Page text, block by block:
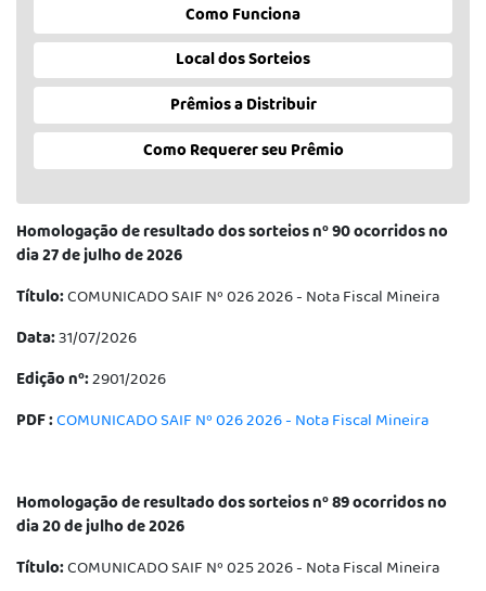
Como Funciona
Local dos Sorteios
Prêmios a Distribuir
Como Requerer seu Prêmio
Homologação de resultado dos sorteios nº 90 ocorridos no
dia 27 de julho de 2026
Título:COMUNICADO SAIF Nº 026 2026 - Nota Fiscal Mineira
Data:31/07/2026
Edição nº:2901/2026
PDF :COMUNICADO SAIF Nº 026 2026 - Nota Fiscal Mineira
Homologação de resultado dos sorteios nº 89 ocorridos no
dia 20 de julho de 2026
Título:COMUNICADO SAIF Nº 025 2026 - Nota Fiscal Mineira